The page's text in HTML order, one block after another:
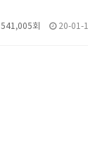
541,005회 20-01-